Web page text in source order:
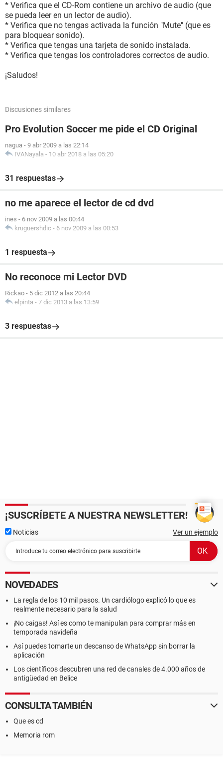
* Verifica que el CD-Rom contiene un archivo de audio (que
se pueda leer en un lector de audio).
* Verifica que no tengas activada la función "Mute" (que es
para bloquear sonido).
* Verifica que tengas una tarjeta de sonido instalada.
* Verifica que tengas los controladores correctos de audio.
¡Saludos!
Discusiones similares
Pro Evolution Soccer me pide el CD Original
nagua - 9 abr 2009 a las 22:14
IVANayala - 10 abr 2018 a las 05:20
31 respuestas
no me aparece el lector de cd dvd
ines - 6 nov 2009 a las 00:44
kruguershdic - 6 nov 2009 a las 00:53
1 respuesta
No reconoce mi Lector DVD
Rickao - 5 dic 2012 a las 20:44
elpinta - 7 dic 2013 a las 13:59
3 respuestas
¡SUSCRÍBETE A NUESTRA NEWSLETTER!
Noticias Ver un ejemplo
NOVEDADES
La regla de los 10 mil pasos. Un cardiólogo explicó lo que es
realmente necesario para la salud
¡No caigas! Así es como te manipulan para comprar más en
temporada navideña
Así puedes tomarte un descanso de WhatsApp sin borrar la
aplicación
Los científicos descubren una red de canales de 4.000 años de
antigüedad en Belice
CONSULTA TAMBIÉN
Que es cd
Memoria rom